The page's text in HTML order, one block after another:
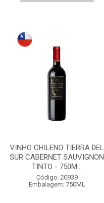
VINHO CHILENO TIERRA DEL
SUR CABERNET SAUVIGNON
TINTO - 750M...
Código: 20939
Embalagem: 750ML